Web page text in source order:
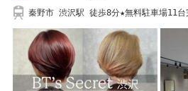
秦野市 渋沢駅 徒歩8分★無料駐車場11